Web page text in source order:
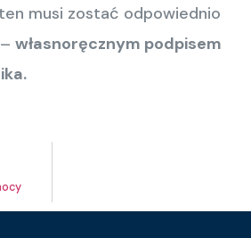
musi zostać odpowiednio
własnoręcznym podpisem